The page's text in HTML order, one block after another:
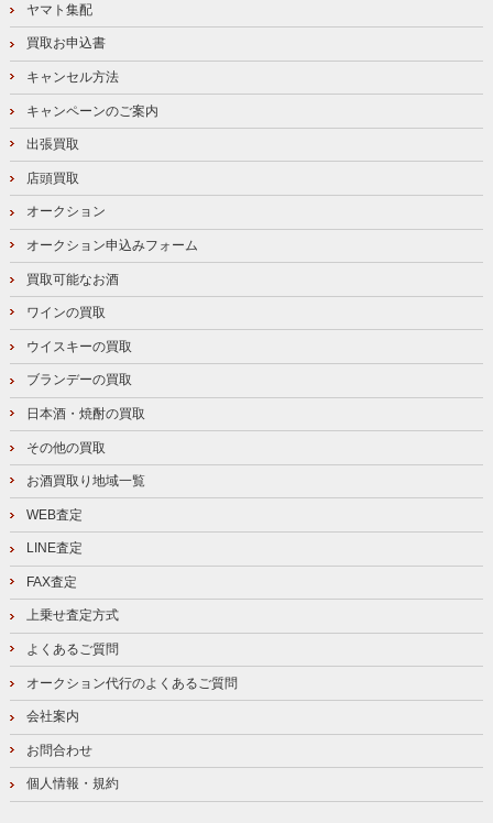
ヤマト集配
買取お申込書
キャンセル方法
キャンペーンのご案内
出張買取
店頭買取
オークション
オークション申込みフォーム
買取可能なお酒
ワインの買取
ウイスキーの買取
ブランデーの買取
日本酒・焼酎の買取
その他の買取
お酒買取り地域一覧
WEB査定
LINE査定
FAX査定
上乗せ査定方式
よくあるご質問
オークション代行のよくあるご質問
会社案内
お問合わせ
個人情報・規約